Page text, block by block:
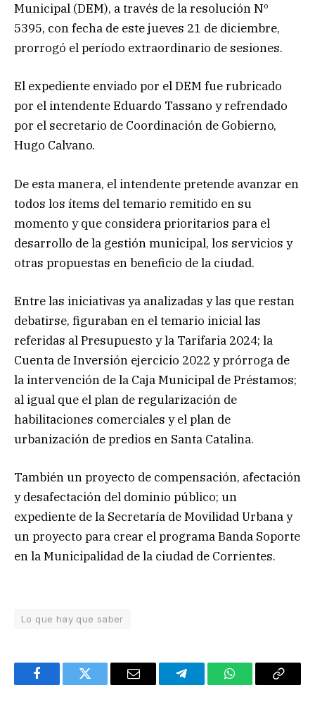
Municipal (DEM), a través de la resolución Nº
5395, con fecha de este jueves 21 de diciembre,
prorrogó el período extraordinario de sesiones.
El expediente enviado por el DEM fue rubricado
por el intendente Eduardo Tassano y refrendado
por el secretario de Coordinación de Gobierno,
Hugo Calvano.
De esta manera, el intendente pretende avanzar en
todos los ítems del temario remitido en su
momento y que considera prioritarios para el
desarrollo de la gestión municipal, los servicios y
otras propuestas en beneficio de la ciudad.
Entre las iniciativas ya analizadas y las que restan
debatirse, figuraban en el temario inicial las
referidas al Presupuesto y la Tarifaria 2024; la
Cuenta de Inversión ejercicio 2022 y prórroga de
la intervención de la Caja Municipal de Préstamos;
al igual que el plan de regularización de
habilitaciones comerciales y el plan de
urbanización de predios en Santa Catalina.
También un proyecto de compensación, afectación
y desafectación del dominio público; un
expediente de la Secretaría de Movilidad Urbana y
un proyecto para crear el programa Banda Soporte
en la Municipalidad de la ciudad de Corrientes.
Lo que hay que saber
FacebookTwitter Email TelegramWhatsAppCopy